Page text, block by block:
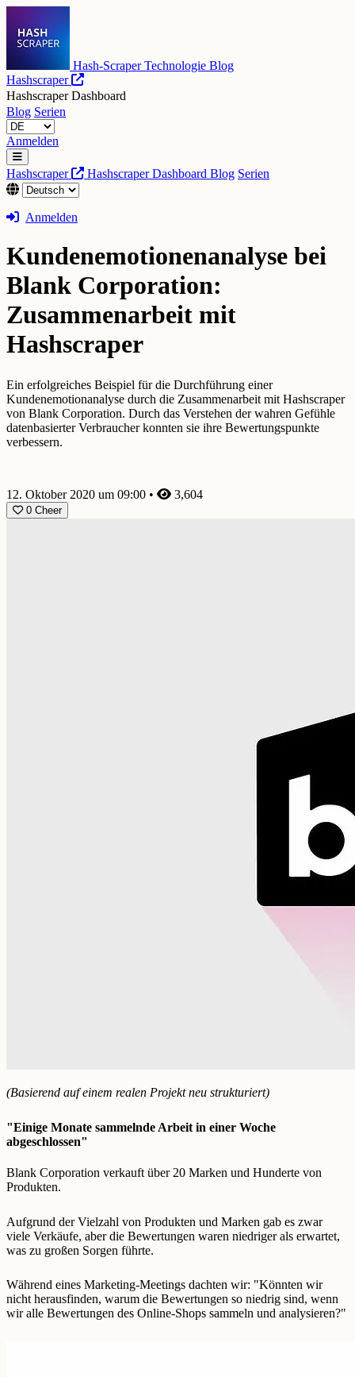
Hash-Scraper Technologie Blog
Hashscraper
Hashscraper Dashboard
Blog Serien
Anmelden
Hashscraper Hashscraper Dashboard Blog Serien
Anmelden
Kundenemotionenanalyse bei
Blank Corporation:
Zusammenarbeit mit
Hashscraper
Ein erfolgreiches Beispiel für die Durchführung einer
Kundenemotionanalyse durch die Zusammenarbeit mit Hashscraper
von Blank Corporation. Durch das Verstehen der wahren Gefühle
datenbasierter Verbraucher konnten sie ihre Bewertungspunkte
verbessern.
12. Oktober 2020 um 09:00 • 3,604
0 Cheer
(Basierend auf einem realen Projekt neu strukturiert)
"Einige Monate sammelnde Arbeit in einer Woche
abgeschlossen"
Blank Corporation verkauft über 20 Marken und Hunderte von
Produkten.
Aufgrund der Vielzahl von Produkten und Marken gab es zwar
viele Verkäufe, aber die Bewertungen waren niedriger als erwartet,
was zu großen Sorgen führte.
Während eines Marketing-Meetings dachten wir: "Könnten wir
nicht herausfinden, warum die Bewertungen so niedrig sind, wenn
wir alle Bewertungen des Online-Shops sammeln und analysieren?"